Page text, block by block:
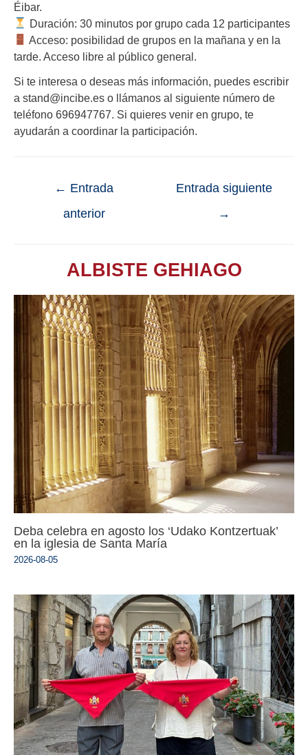
Éibar.
Duración: 30 minutos por grupo cada 12 participantes
Acceso: posibilidad de grupos en la mañana y en la
tarde. Acceso libre al público general.
Si te interesa o deseas más información, puedes escribir
a stand@incibe.es o llámanos al siguiente número de
teléfono 696947767. Si quieres venir en grupo, te
ayudarán a coordinar la participación.
← Entrada
anterior
Entrada siguiente
→
ALBISTE GEHIAGO
Deba celebra en agosto los ‘Udako Kontzertuak’
en la iglesia de Santa María
2026-08-05